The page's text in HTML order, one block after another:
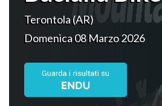
Terontola (AR)
Domenica 08 Marzo 2026